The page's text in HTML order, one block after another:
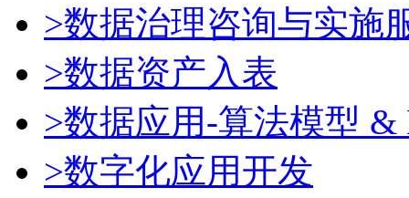
>数据治理咨询与实施
>数据资产入表
>数据应用-算法模型 &
>数字化应用开发